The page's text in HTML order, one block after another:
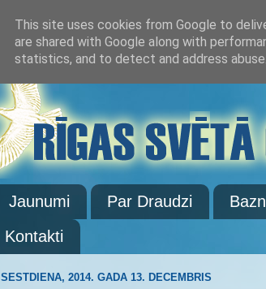
Jaunumi Par Draudzi
Kontakti
SESTDIENA, 2014. GADA 13. DECEMBRIS
This site uses cookies from Google to
are shared with Google along with
statistics, and to detect and address abuse.